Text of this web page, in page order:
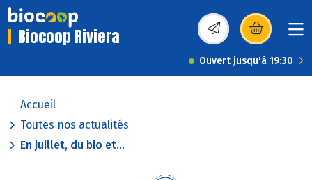
Biocoop Riviera (s’ouvre dans une
Ouvert jusqu'à 19:30
Accueil
Toutes nos actualités
En juillet, du bio et...